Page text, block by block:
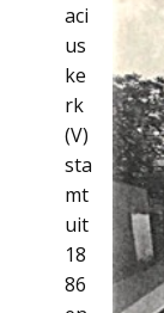
aci
us
ke
rk
(V)
sta
mt
uit
18
86